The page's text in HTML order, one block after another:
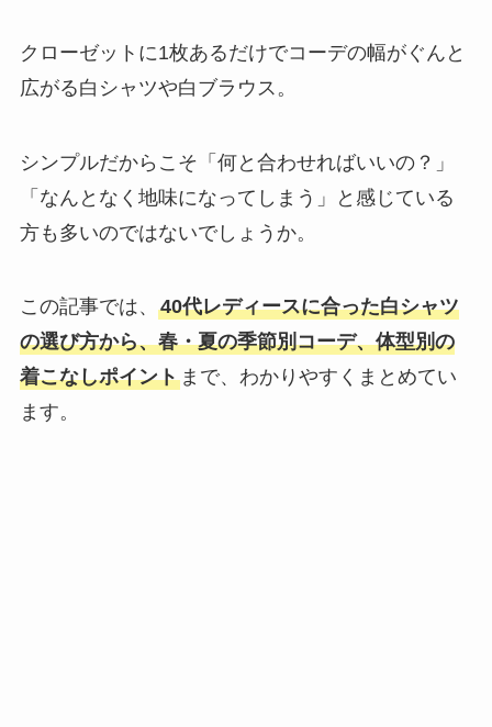
クローゼットに1枚あるだけでコーデの幅がぐんと
広がる白シャツや白ブラウス。
シンプルだからこそ「何と合わせればいいの？」
「なんとなく地味になってしまう」と感じている
方も多いのではないでしょうか。
この記事では、 40代レディースに合った白シャツ
の選び方から、春・夏の季節別コーデ、体型別の
着こなしポイントまで、わかりやすくまとめてい
ます。